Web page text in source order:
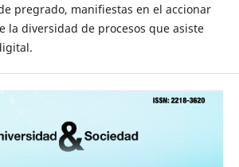
pregrado, manifiestas en el accionar
la diversidad de procesos que asiste